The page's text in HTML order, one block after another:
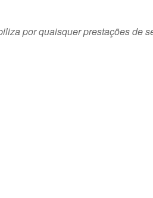
por quaisquer prestações de